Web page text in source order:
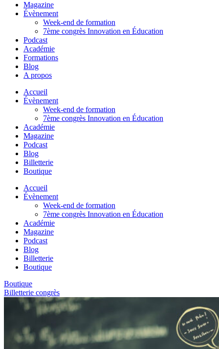
Magazine
Évènement
Week-end de formation
7ème congrès Innovation en Éducation
Podcast
Académie
Formations
Blog
A propos
Accueil
Évènement
Week-end de formation
7ème congrès Innovation en Éducation
Académie
Magazine
Podcast
Blog
Billetterie
Boutique
Accueil
Évènement
Week-end de formation
7ème congrès Innovation en Éducation
Académie
Magazine
Podcast
Blog
Billetterie
Boutique
Boutique
Billetterie congrès